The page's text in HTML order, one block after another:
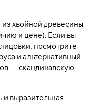
хвойной древесины
и цене). Если вы
посмотрите
и альтернативный
—скандинавскую
и выразительная